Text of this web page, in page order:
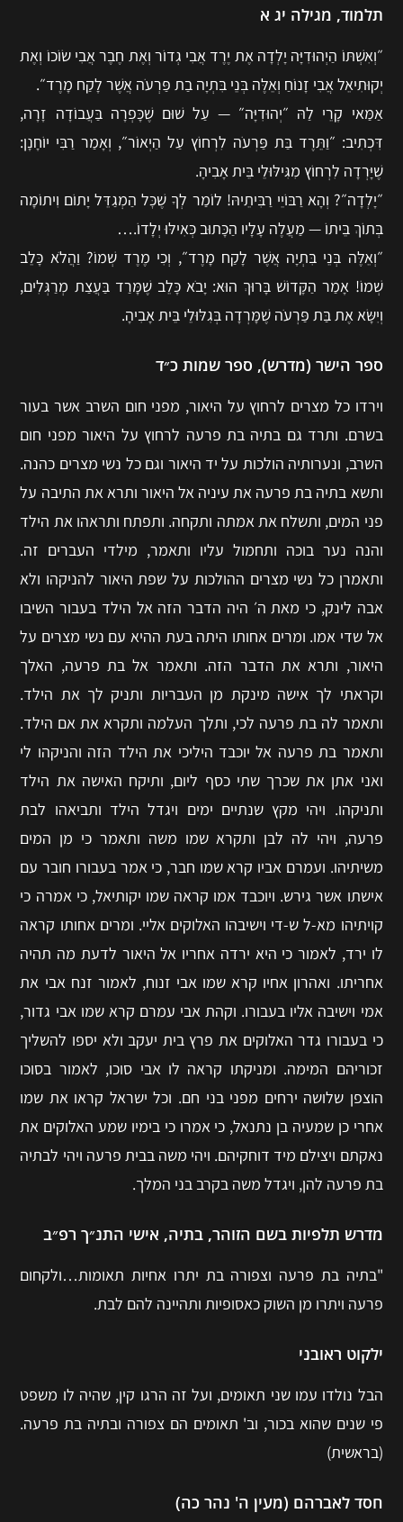
תלמוד, מגילה יג א
״וְאִשְׁתּוֹ הַיְהוּדִיָּה יָלְדָה אֶת יֶרֶד אֲבִי גְדוֹר וְאֶת חֶבֶר אֲבִי שׂוֹכוֹ וְאֶת
יְקוּתִיאֵל אֲבִי זָנוֹחַ וְאֵלֶּה בְּנֵי בִּתְיָה בַת פַּרְעֹה אֲשֶׁר לָקַח מָרֶד״.
אַמַּאי קָרֵי לַהּ ״יְהוּדִיָּה״ — עַל שׁוּם שֶׁכָּפְרָה בַּעֲבוֹדָה זָרָה,
דִּכְתִיב: ״וַתֵּרֶד בַּת פַּרְעֹה לִרְחוֹץ עַל הַיְאוֹר״, וְאָמַר רַבִּי יוֹחָנָן:
שֶׁיָּרְדָה לִרְחוֹץ מִגִּילּוּלֵי בֵּית אָבִיהָ.
״יָלְדָה״? וְהָא רַבּוֹיֵי רַבִּיתֵיהּ! לוֹמַר לְךָ שֶׁכׇּל הַמְגַדֵּל יָתוֹם וִיתוֹמָה
בְּתוֹךְ בֵּיתוֹ — מַעֲלֶה עָלָיו הַכָּתוּב כְּאִילּוּ יְלָדוֹ.…
״וְאֵלֶּה בְּנֵי בִּתְיָה אֲשֶׁר לָקַח מָרֶד״, וְכִי מֶרֶד שְׁמוֹ? וַהֲלֹא כָּלֵב
שְׁמוֹ! אָמַר הַקָּדוֹשׁ בָּרוּךְ הוּא: יָבֹא כָּלֵב שֶׁמָּרַד בַּעֲצַת מְרַגְּלִים,
וְיִשָּׂא אֶת בַּת פַּרְעֹה שֶׁמָּרְדָה בְּגִלּוּלֵי בֵּית אָבִיהָ.
ספר הישר (מדרש), ספר שמות כ״ד
וירדו כל מצרים לרחוץ על היאור, מפני חום השרב אשר בעור
בשרם. ותרד גם בתיה בת פרעה לרחוץ על היאור מפני חום
השרב, ונערותיה הולכות על יד היאור וגם כל נשי מצרים כהנה.
ותשא בתיה בת פרעה את עיניה אל היאור ותרא את התיבה על
פני המים, ותשלח את אמתה ותקחה. ותפתח ותראהו את הילד
והנה נער בוכה ותחמול עליו ותאמר, מילדי העברים זה.
ותאמרן כל נשי מצרים ההולכות על שפת היאור להניקהו ולא
אבה לינק, כי מאת ה׳ היה הדבר הזה אל הילד בעבור השיבו
אל שדי אמו. ומרים אחותו היתה בעת ההיא עם נשי מצרים על
היאור, ותרא את הדבר הזה. ותאמר אל בת פרעה, האלך
וקראתי לך אישה מינקת מן העבריות ותניק לך את הילד.
ותאמר לה בת פרעה לכי, ותלך העלמה ותקרא את אם הילד.
ותאמר בת פרעה אל יוכבד היליכי את הילד הזה והניקהו לי
ואני אתן את שכרך שתי כסף ליום, ותיקח האישה את הילד
ותניקהו. ויהי מקץ שנתיים ימים ויגדל הילד ותביאהו לבת
פרעה, ויהי לה לבן ותקרא שמו משה ותאמר כי מן המים
משיתיהו. ועמרם אביו קרא שמו חבר, כי אמר בעבורו חובר עם
אישתו אשר גירש. ויוכבד אמו קראה שמו יקותיאל, כי אמרה כי
קויתיהו מא-ל ש-די וישיבהו האלוקים אליי. ומרים אחותו קראה
לו ירד, לאמור כי היא ירדה אחריו אל היאור לדעת מה תהיה
אחריתו. ואהרון אחיו קרא שמו אבי זנוח, לאמור זנח אבי את
אמי וישיבה אליו בעבורו. וקהת אבי עמרם קרא שמו אבי גדור,
כי בעבורו גדר האלוקים את פרץ בית יעקב ולא יספו להשליך
זכוריהם המימה. ומניקתו קראה לו אבי סוכו, לאמור בסוכו
הוצפן שלושה ירחים מפני בני חם. וכל ישראל קראו את שמו
אחרי כן שמעיה בן נתנאל, כי אמרו כי בימיו שמע האלוקים את
נאקתם ויצילם מיד דוחקיהם. ויהי משה בבית פרעה ויהי לבתיה
בת פרעה להן, ויגדל משה בקרב בני המלך.
מדרש תלפיות בשם הזוהר, בתיה, אישי התנ״ך רפ״ב
"בתיה בת פרעה וצפורה בת יתרו אחיות תאומות…ולקחום
פרעה ויתרו מן השוק כאסופיות ותהיינה להם לבת.
ילקוט ראובני
הבל נולדו עמו שני תאומים, ועל זה הרגו קין, שהיה לו משפט
פי שנים שהוא בכור, וב' תאומים הם צפורה ובתיה בת פרעה.
(בראשית)
חסד לאברהם (מעין ה' נהר כה)